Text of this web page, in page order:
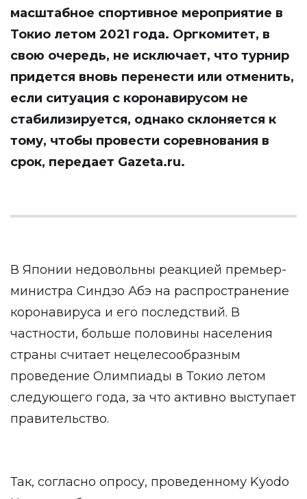
масштабное спортивное мероприятие в
Токио летом 2021 года. Оргкомитет, в
свою очередь, не исключает, что турнир
придется вновь перенести или отменить,
если ситуация с коронавирусом не
стабилизируется, однако склоняется к
тому, чтобы провести соревнования в
срок, передает Gazeta.ru.
В Японии недовольны реакцией премьер-
министра Синдзо Абэ на распространение
коронавируса и его последствий. В
частности, больше половины населения
страны считает нецелесообразным
проведение Олимпиады в Токио летом
следующего года, за что активно выступает
правительство.
Так, согласно опросу, проведенному Kyodo